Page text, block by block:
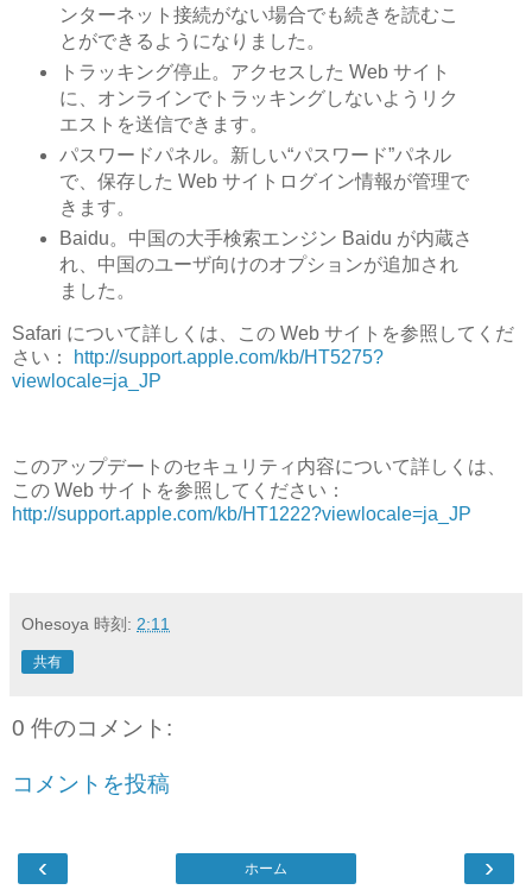
ンターネット接続がない場合でも続きを読むこ
とができるようになりました。
トラッキング停止。アクセスした Web サイト
に、オンラインでトラッキングしないようリク
エストを送信できます。
パスワードパネル。新しい“パスワード”パネル
で、保存した Web サイトログイン情報が管理で
きます。
Baidu。中国の大手検索エンジン Baidu が内蔵さ
れ、中国のユーザ向けのオプションが追加され
ました。
Safari について詳しくは、この Web サイトを参照してくだ
さい：
http://support.apple.com/kb/HT5275?
viewlocale=ja_JP
このアップデートのセキュリティ内容について詳しくは、
この Web サイトを参照してください：
http://support.apple.com/kb/HT1222?viewlocale=ja_JP
Ohesoya 時刻: 2:11
共有
0 件のコメント:
コメントを投稿
‹ ›
ホーム